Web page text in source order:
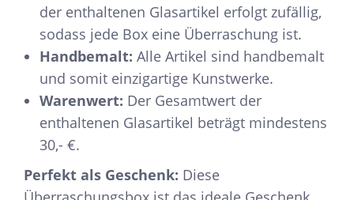
der enthaltenen Glasartikel erfolgt zufällig,
sodass jede Box eine Überraschung ist.
Handbemalt: Alle Artikel sind handbemalt
und somit einzigartige Kunstwerke.
Warenwert: Der Gesamtwert der
enthaltenen Glasartikel beträgt mindestens
30,- €.
Perfekt als Geschenk: Diese